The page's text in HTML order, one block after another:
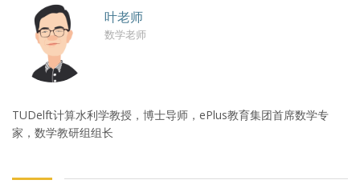
叶老师
数学老师
TUDelft计算水利学教授，博士导师，ePlus教育集团首席数学专
家，数学教研组组长